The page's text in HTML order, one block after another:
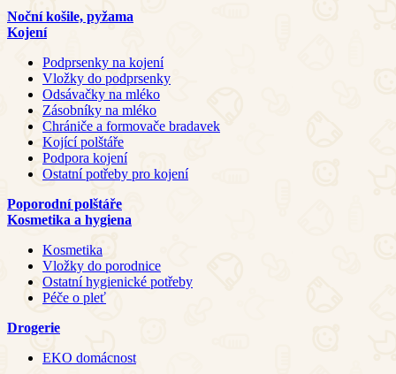
Noční košile, pyžama
Kojení
Podprsenky na kojení
Vložky do podprsenky
Odsávačky na mléko
Zásobníky na mléko
Chrániče a formovače bradavek
Kojící polštáře
Podpora kojení
Ostatní potřeby pro kojení
Poporodní polštáře
Kosmetika a hygiena
Kosmetika
Vložky do porodnice
Ostatní hygienické potřeby
Péče o pleť
Drogerie
EKO domácnost